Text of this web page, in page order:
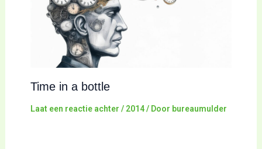
Time in a bottle
Laat een reactie achter / 2014/ Door bureaumulder